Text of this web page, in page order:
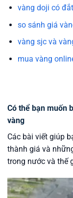
vàng doji có
so sánh giá
vàng sjc và
mua vàng
Có thể bạn muốn
vàng
Các bài viết giúp
thành giá và
trong nước và thế